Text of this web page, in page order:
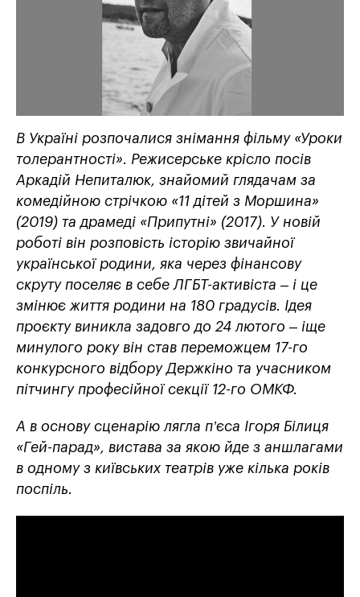
В Україні розпочалися знімання фільму «Уроки
толерантності». Режисерське крісло посів
Аркадій Непиталюк, знайомий глядачам за
комедійною стрічкою «11 дітей з Моршина»
(2019) та драмеді «Припутні» (2017). У новій
роботі він розповість історію звичайної
української родини, яка через фінансову
скруту поселяє в себе ЛГБТ-активіста – і це
змінює життя родини на 180 градусів. Ідея
проєкту виникла задовго до 24 лютого – іще
минулого року він став переможцем 17-го
конкурсного відбору Держкіно та учасником
пітчингу професійної секції 12-го ОМКФ.
А в основу сценарію лягла п’єса Ігоря Білиця
«Гей-парад», вистава за якою йде з аншлагами
в одному з київських театрів уже кілька років
поспіль.